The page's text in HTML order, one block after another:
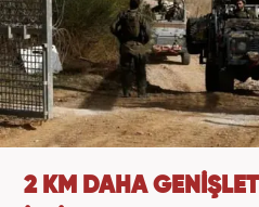
2 KM DAHA